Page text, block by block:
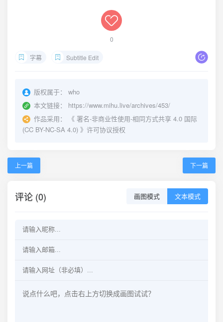
0
字幕 Subtitle Edit
版权属于：
who
本文链接：
https://www.mihu.live/archives/453/
作品采用：
《 署名-非商业性使用-相同方式共享 4.0 国际
(CC BY-NC-SA 4.0) 》许可协议授权
上一篇 下一篇
评论 (0) 画图模式 文本模式